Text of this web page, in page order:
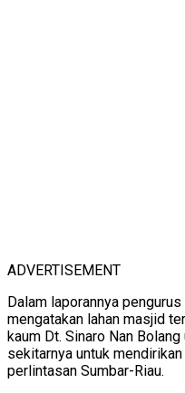
ADVERTISEMENT
Dalam laporannya
mengatakan lahan masjid
kaum Dt. Sinaro Nan
sekitarnya untuk
perlintasan Sumbar-Riau.